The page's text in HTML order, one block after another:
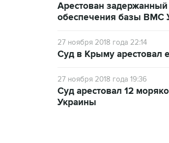
Арестован
обеспечения базы ВМС
27 ноября 2018 года 22:14
Суд в Крыму арестовал
27 ноября 2018 года 19:36
Суд арестовал 12
Украины